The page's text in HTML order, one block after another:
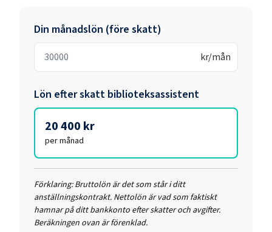
Din månadslön (före skatt)
kr/mån
Lön efter skatt biblioteksassistent
20 400 kr
per månad
Förklaring: Bruttolön är det som står i ditt
anställningskontrakt. Nettolön är vad som faktiskt
hamnar på ditt bankkonto efter skatter och avgifter.
Beräkningen ovan är förenklad.